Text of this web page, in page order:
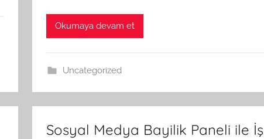
Okumaya devam et
Uncategorized
Sosyal Medya Bayilik Paneli ile İş